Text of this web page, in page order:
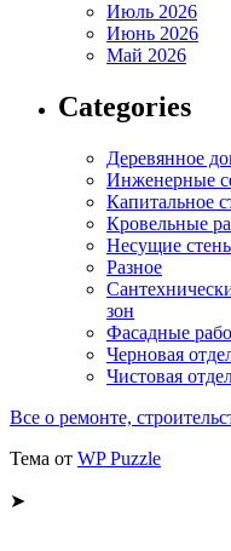
Июль 2026
Июнь 2026
Май 2026
Categories
Деревянное
Инженерные
Капитальное
Кровельные
Несущие
Разное
зон
Фасадные
Черновая
Чистовая
Все о ремонте,
Тема от WP Puzzle
➤